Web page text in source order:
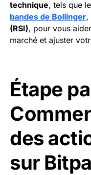
technique, tels que
bandes de Bollinger,
(RSI), pour vous
marché et ajuster
Étape
des
sur